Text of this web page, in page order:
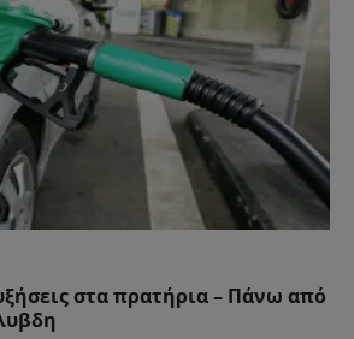
στα πρατήρια – Πάνω από